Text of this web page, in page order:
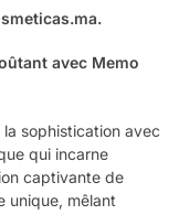
avec Memo
sophistication avec
qui incarne
captivante de
unique, mêlant